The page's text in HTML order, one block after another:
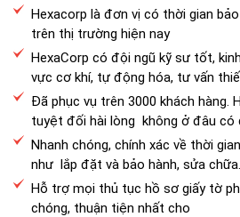
Hexacorp là đơn vị có thời gian
trên thị trường hiện nay
HexaCorp có đội ngũ kỹ sư tốt,
vực cơ khí, tự động hóa, tư vấn
Đã phục vụ trên 3000 khách hàng.
tuyệt đối hài lòng không ở đâu có
Nhanh chóng, chính xác về thời
như lắp đặt và bảo hành, sửa chữa...
Hỗ trợ mọi thủ tục hồ sơ giấy tờ
chóng, thuận tiện nhất cho